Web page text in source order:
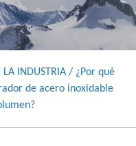
LA INDUSTRIA / ¿Por qué
de acero inoxidable